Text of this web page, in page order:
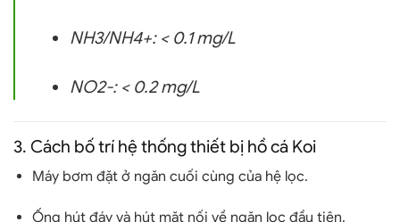
NH3/NH4+: < 0.1 mg/L
NO2-: < 0.2 mg/L
3. Cách bố trí hệ thống thiết bị hồ cá Koi
Máy bơm đặt ở ngăn cuối cùng của hệ lọc.
Ống hút đáy và hút mặtnối về ngăn lọc đầu tiên.